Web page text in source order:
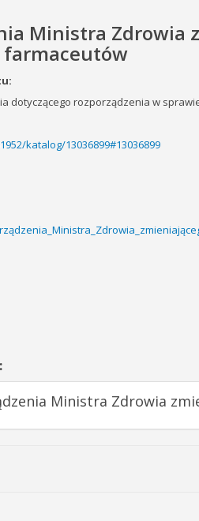
Ministra Zdrowia
dotyczącego rozporządzenia w
katalog/13036899#13036899
Ministra Zdrowia